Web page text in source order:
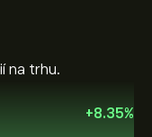
na trhu.
+8.35%